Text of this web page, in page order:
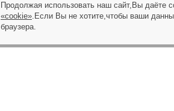
Продолжая использовать наш сайт,Вы даёте
«cookie».Если Вы не хотите,чтобы ваши
браузера.